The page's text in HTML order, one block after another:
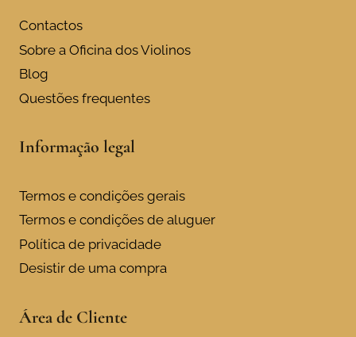
Contactos
Sobre a Oficina dos Violinos
Blog
Questões frequentes
Informação legal
Termos e condições gerais
Termos e condições de aluguer
Política de privacidade
Desistir de uma compra
Área de Cliente